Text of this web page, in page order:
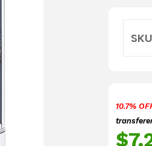
10.7%